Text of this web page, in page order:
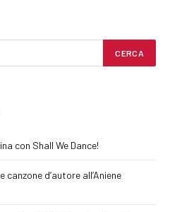
con Shall We Dance!
canzone d’autore all’Aniene